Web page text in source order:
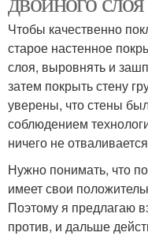
Чтобы качественно
старое настенное
слоя, выровнять и
затем покрыть стену
уверены, что стены
соблюдением
ничего не
Нужно понимать, что
имеет свои
Поэтому я предлагаю
против, и дальше